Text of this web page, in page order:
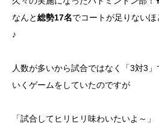
なんと総勢17名でコートが足りない
♪
人数が多いから試合ではなく「3対3
いくゲームをしていたのですが
「試合してヒリヒリ味わいたいよ～」